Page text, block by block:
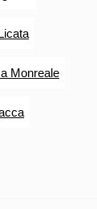
Monreale